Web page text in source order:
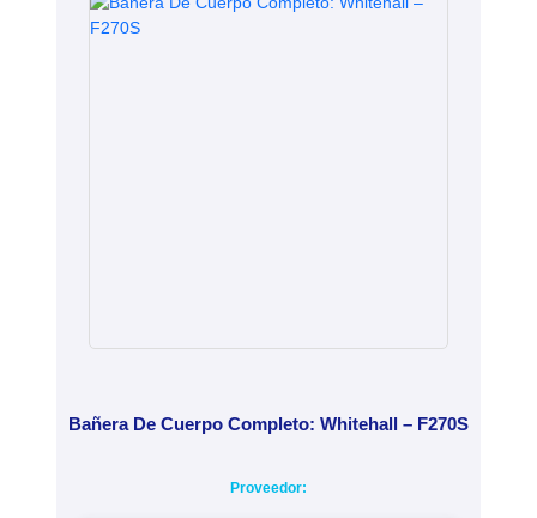
Bañera De Cuerpo Completo: Whitehall – F270S
Proveedor: